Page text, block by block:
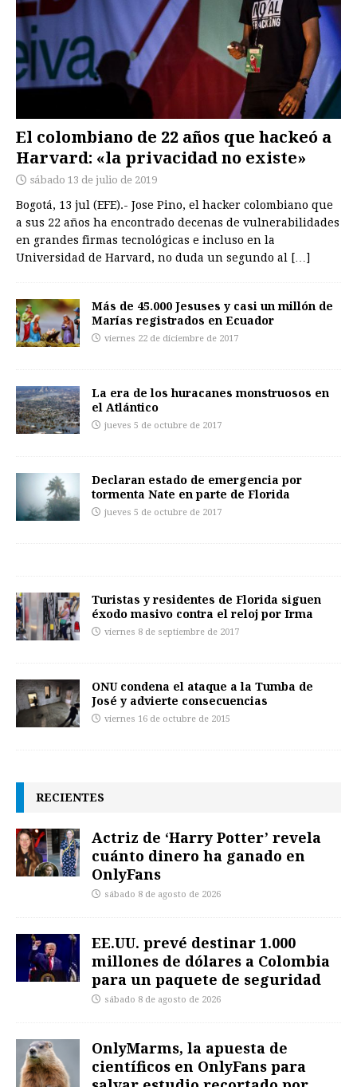
El colombiano de 22 años que hackeó a
Harvard: «la privacidad no existe»
sábado 13 de julio de 2019
Bogotá, 13 jul (EFE).- Jose Pino, el hacker colombiano que
a sus 22 años ha encontrado decenas de vulnerabilidades
en grandes firmas tecnológicas e incluso en la
Universidad de Harvard, no duda un segundo al […]
Más de 45.000 Jesuses y casi un millón de
Marías registrados en Ecuador
viernes 22 de diciembre de 2017
La era de los huracanes monstruosos en
el Atlántico
jueves 5 de octubre de 2017
Declaran estado de emergencia por
tormenta Nate en parte de Florida
jueves 5 de octubre de 2017
Turistas y residentes de Florida siguen
éxodo masivo contra el reloj por Irma
viernes 8 de septiembre de 2017
ONU condena el ataque a la Tumba de
José y advierte consecuencias
viernes 16 de octubre de 2015
RECIENTES
Actriz de ‘Harry Potter’ revela
cuánto dinero ha ganado en
OnlyFans
sábado 8 de agosto de 2026
EE.UU. prevé destinar 1.000
millones de dólares a Colombia
para un paquete de seguridad
sábado 8 de agosto de 2026
OnlyMarms, la apuesta de
científicos en OnlyFans para